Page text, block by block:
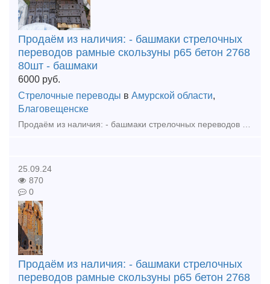
Продаём из наличия: - башмаки стрелочных
переводов рамные скользуны р65 бетон 2768
80шт - башмаки
6000 руб.
Стрелочные переводы в Амурской области,
Благовещенске
Продаём из наличия: - башмаки стрелочных переводов рамные скользуны р65 бетон 2768 80шт - башмаки рамные р65 2434 бу 20шт - башмаки крестовиные р65 1/9, 1/11, 1/6 бетон, дерево - вкладыши, лафет
25.09.24
870
0
Продаём из наличия: - башмаки стрелочных
переводов рамные скользуны р65 бетон 2768